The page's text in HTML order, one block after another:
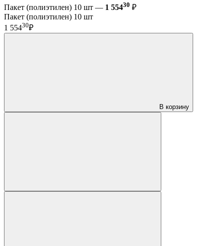
Пакет (полиэтилен) 10 шт — 1 55430 ₽
Пакет (полиэтилен) 10 шт
1 55430₽
В корзину